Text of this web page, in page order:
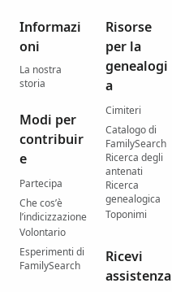
Informazi
oni
La nostra
storia
Modi per
contribuir
e
Partecipa
Che cos’è
l’indicizzazione
Volontario
Esperimenti di
FamilySearch
Risorse
per la
genealogi
a
Cimiteri
Catalogo di
FamilySearch
Ricerca degli
antenati
Ricerca
genealogica
Toponimi
Ricevi
assistenza